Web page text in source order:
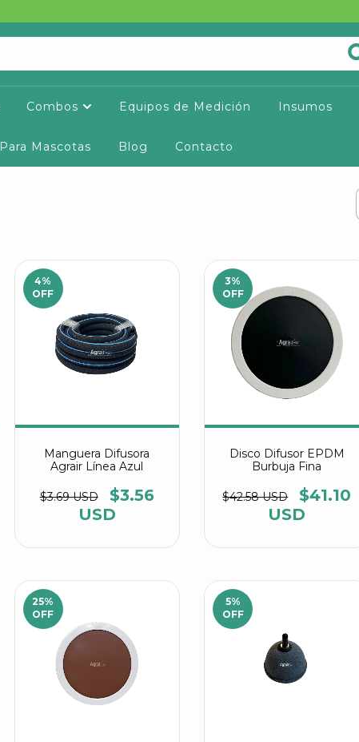
Combos Equipos de Medición Insumos
Para Mascotas Blog Contacto
4%
OFF
Manguera Difusora
Agrair Línea Azul
$3.69 USD
$3.56
USD
3%
OFF
Disco Difusor EPDM
Burbuja Fina
$42.58 USD
$41.10
USD
25%
OFF
5%
OFF